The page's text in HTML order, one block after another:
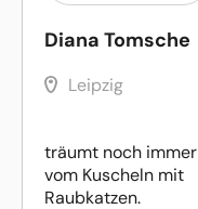
Diana Tomsche
Leipzig
träumt noch immer
vom Kuscheln mit
Raubkatzen.